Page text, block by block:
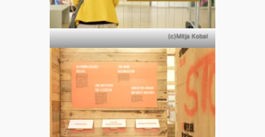
(c)Mitja Kobal